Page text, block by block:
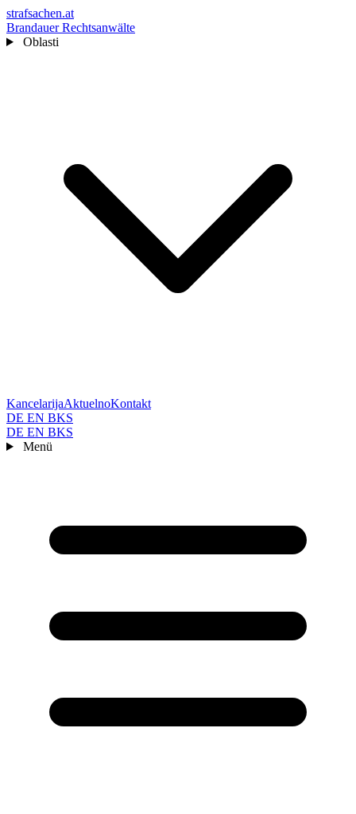
strafsachen.at
Brandauer Rechtsanwälte
Oblasti
KancelarijaAktuelnoKontakt
DE EN BKS
DE EN BKS
Menü